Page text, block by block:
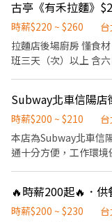
E 人也會玩得很開 不
在起步中，雖然沒有繁
步，期待你的加入！
健檢 ★勞保、健保，6％勞退提撥 ⭕【工作
作、食材備料、進貨盤
整潔 ★開朗活潑有笑容 ★ＳＯＰ專業流程 ★無經驗可 ★提供完善
職前教育訓練 ⭕【經營理念】 我們是日本第一的速食連鎖ZENSHO
現作提供美味可口的
餐環境、熱情用心的服
受用餐的樂趣。
時薪$220 ~ $260
拉麵店後場廚房 懂食材、備料 有經驗
班三天（次）以上 含六日至少一天 不接受預
Subway北車信陽店
時薪$200 ~ $210
本店為Subway北車信
通十分方便，工作環
用餐環境 5.提供客戶
期工作超過6個月
時薪$200 ~ $230